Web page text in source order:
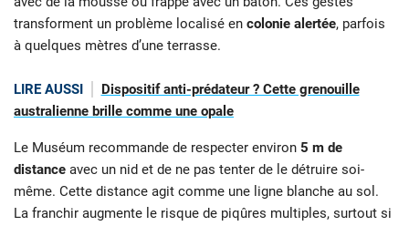
transforment un problème localisé en colonie alertée, parfois
à quelques mètres d’une terrasse.
LIRE AUSSI
Dispositif anti-prédateur ? Cette grenouille
australienne brille comme une opale
Le Muséum recommande de respecter environ 5 m de
distance avec un nid et de ne pas tenter de le détruire soi-
même. Cette distance agit comme une ligne blanche au sol.
La franchir augmente le risque de piqûres multiples, surtout si